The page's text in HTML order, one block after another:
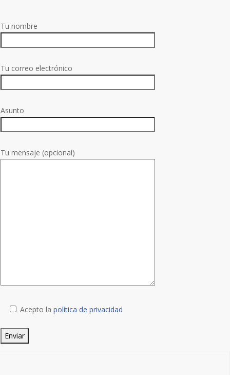
Tu nombre
Tu correo electrónico
Asunto
Tu mensaje (opcional)
Acepto la política de privacidad